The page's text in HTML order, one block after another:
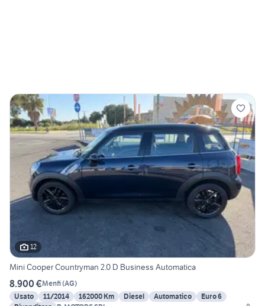
12
Mini Cooper Countryman 2.0 D Business Automatica
8.900 €Menfi(AG)
Usato
11/2014 162000 Km Diesel Automatico
Euro 6